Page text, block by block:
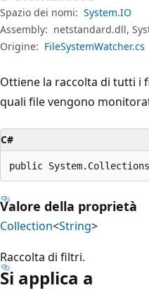
Spazio dei nomi: System.IO
Assembly: netstandard.dll,
Origine: FileSystemWatcher.cs
Ottiene la raccolta di tutti i
quali file vengono
C#
public
Valore della proprietà
Collection<String>
Raccolta di filtri.
Si applica a